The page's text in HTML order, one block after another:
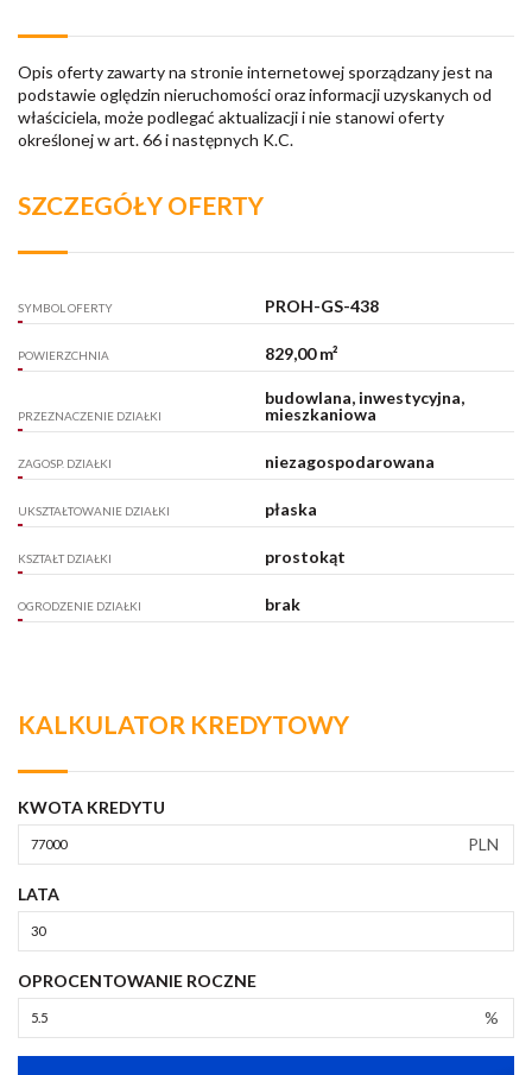
Opis oferty zawarty na stronie internetowej sporządzany jest na
podstawie oględzin nieruchomości oraz informacji uzyskanych od
właściciela, może podlegać aktualizacji i nie stanowi oferty
określonej w art. 66 i następnych K.C.
SZCZEGÓŁY OFERTY
SYMBOL OFERTY PROH-GS-438
POWIERZCHNIA 829,00 m²
PRZEZNACZENIE DZIAŁKI
budowlana, inwestycyjna,
mieszkaniowa
ZAGOSP. DZIAŁKI niezagospodarowana
UKSZTAŁTOWANIE DZIAŁKI płaska
KSZTAŁT DZIAŁKI prostokąt
OGRODZENIE DZIAŁKI brak
KALKULATOR KREDYTOWY
KWOTA KREDYTU
PLN
LATA
OPROCENTOWANIE ROCZNE
%